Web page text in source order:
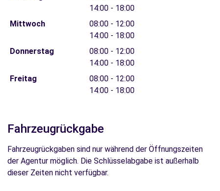
14:00 - 18:00
Mittwoch
08:00 - 12:00
14:00 - 18:00
Donnerstag
08:00 - 12:00
14:00 - 18:00
Freitag
08:00 - 12:00
14:00 - 18:00
Fahrzeugrückgabe
Fahrzeugrückgaben sind nur während der Öffnungszeiten
der Agentur möglich. Die Schlüsselabgabe ist außerhalb
dieser Zeiten nicht verfügbar.